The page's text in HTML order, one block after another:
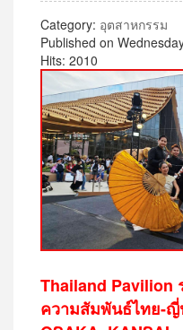
Category: อุตสาหกรรม
Published on
Hits: 2010
Thailand Pavilion
ความสัมพันธ์ไทย-